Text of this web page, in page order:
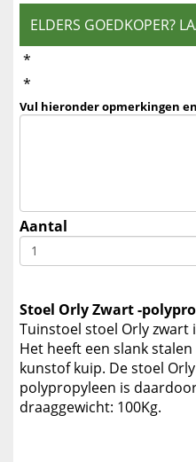
ELDERS GOEDKOPER?
*
*
Vul hieronder opmerkingen
Aantal
Stoel Orly Zwart -
Tuinstoel stoel Orly zwart
Het heeft een slank
kunstof kuip. De stoel
polypropyleen is
draaggewicht: 100Kg.